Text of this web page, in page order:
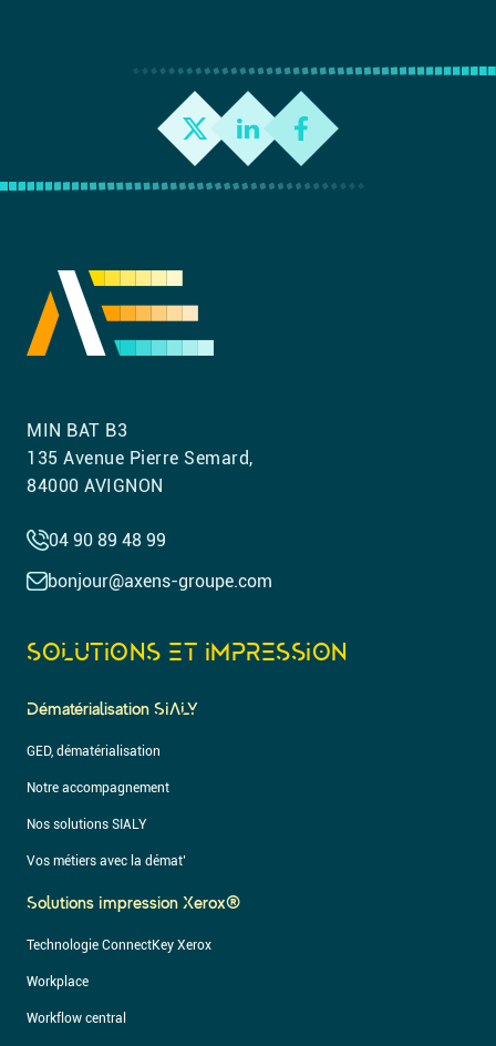
MIN BAT B3
135 Avenue Pierre Semard,
84000 AVIGNON
04 90 89 48 99
bonjour@axens-groupe.com
SOLUTIONS ET IMPRESSION
Dématérialisation SIALY
GED, dématérialisation
Notre accompagnement
Nos solutions SIALY
Vos métiers avec la démat’
Solutions Impression Xerox®
Technologie ConnectKey Xerox
Workplace
Workflow central